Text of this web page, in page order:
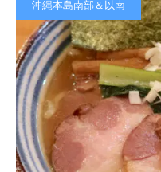
沖縄本島南部＆以南